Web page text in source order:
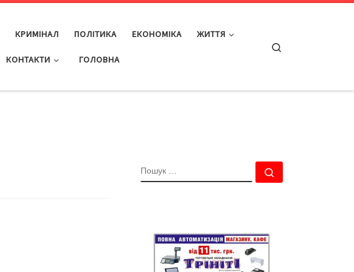
КРИМІНАЛ ПОЛІТИКА ЕКОНОМІКА ЖИТТЯ
КОНТАКТИ ГОЛОВНА
ПОШУК